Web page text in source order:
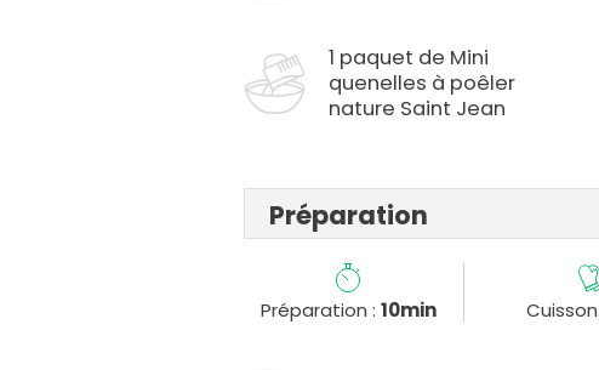
1 paquet de Mini
quenelles à poêler
nature Saint Jean
Préparation
Préparation : 10min Cuisson